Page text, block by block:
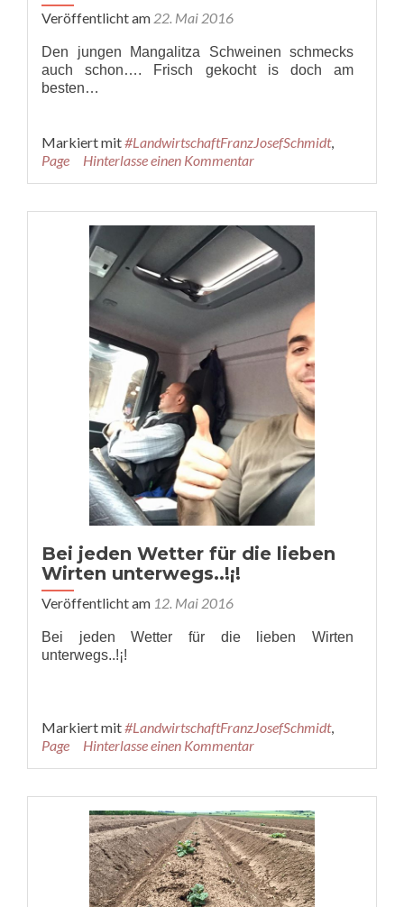
Veröffentlicht am 22. Mai 2016
Den jungen Mangalitza Schweinen schmecks
auch schon…. Frisch gekocht is doch am
besten…
Markiert mit#LandwirtschaftFranzJosefSchmidt,
Page
Hinterlasse einen Kommentar
Bei jeden Wetter für die lieben
Wirten unterwegs..!¡!
Veröffentlicht am 12. Mai 2016
Bei jeden Wetter für die lieben Wirten
unterwegs..!¡!
Markiert mit#LandwirtschaftFranzJosefSchmidt,
Page
Hinterlasse einen Kommentar